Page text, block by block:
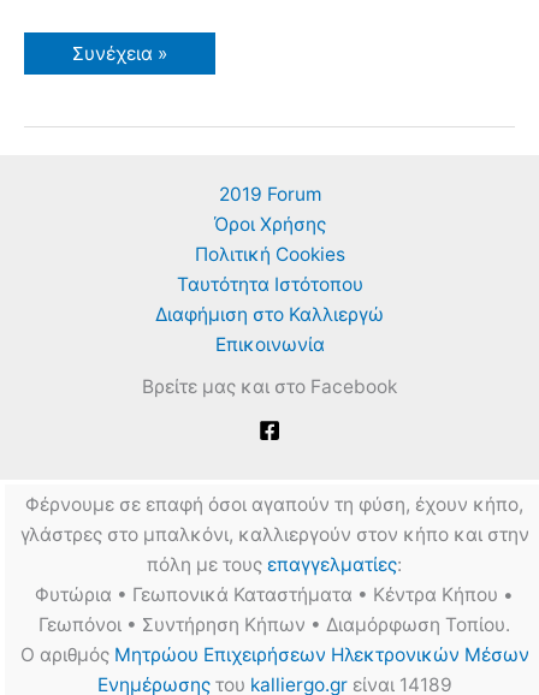
Αγγούρια
–
θηλυκά
Συνέχεια »
2019 Forum
Όροι Χρήσης
Πολιτική Cookies
Ταυτότητα Ιστότοπου
Διαφήμιση στο Καλλιεργώ
Επικοινωνία
Βρείτε μας και στο Facebook
Φέρνουμε σε επαφή όσοι αγαπούν τη φύση, έχουν κήπο,
γλάστρες στο μπαλκόνι, καλλιεργούν στον κήπο και στην
πόλη με τους επαγγελματίες:
Φυτώρια • Γεωπονικά Καταστήματα • Κέντρα Κήπου •
Γεωπόνοι • Συντήρηση Κήπων • Διαμόρφωση Τοπίου.
Ο αριθμός Μητρώου Επιχειρήσεων Ηλεκτρονικών Μέσων
Ενημέρωσηςτου kalliergo.grείναι 14189